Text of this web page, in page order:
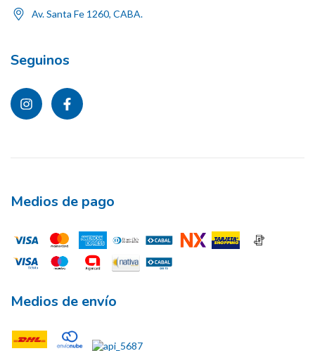
Av. Santa Fe 1260, CABA.
Seguinos
Medios de pago
Medios de envío